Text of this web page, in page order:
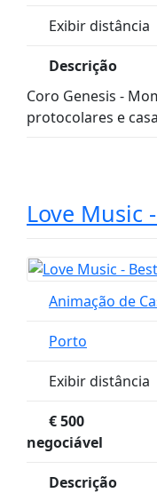
Exibir distância
Descrição
Coro Genesis -
protocolares e
Love Music
Animação de
Porto
Exibir distância
€500
negociável
Descrição